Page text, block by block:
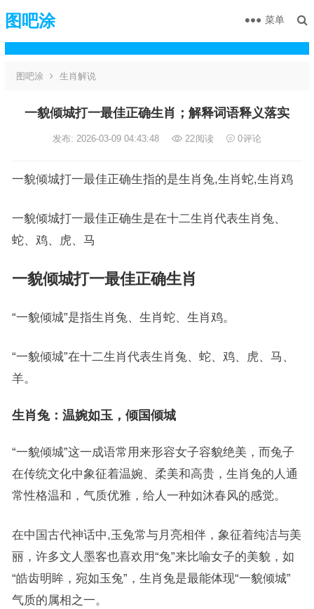
图吧涂 菜单
图吧涂 生肖解说
一貌倾城打一最佳正确生肖；解释词语释义落实
发布: 2026-03-09 04:43:48 22阅读 0评论
一貌倾城打一最佳正确生指的是生肖兔,生肖蛇,生肖鸡
一貌倾城打一最佳正确生是在十二生肖代表生肖兔、
蛇、鸡、虎、马
一貌倾城打一最佳正确生肖
“一貌倾城”是指生肖兔、生肖蛇、生肖鸡。
“一貌倾城”在十二生肖代表生肖兔、蛇、鸡、虎、马、
羊。
生肖兔：温婉如玉，倾国倾城
“一貌倾城”这一成语常用来形容女子容貌绝美，而兔子
在传统文化中象征着温婉、柔美和高贵，生肖兔的人通
常性格温和，气质优雅，给人一种如沐春风的感觉。
在中国古代神话中,玉兔常与月亮相伴，象征着纯洁与美
丽，许多文人墨客也喜欢用“兔”来比喻女子的美貌，如
“皓齿明眸，宛如玉兔”，生肖兔是最能体现“一貌倾城”
气质的属相之一。